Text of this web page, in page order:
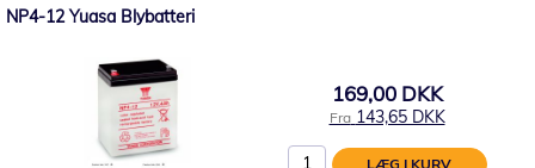
NP4-12 Yuasa Blybatteri
169,00 DKK
Fra 143,65 DKK
LÆG I KURV